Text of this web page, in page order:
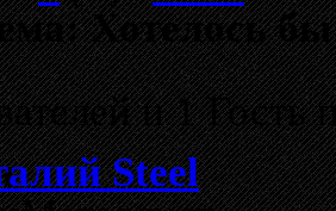
Хотелось
и 1 Гость
Steel